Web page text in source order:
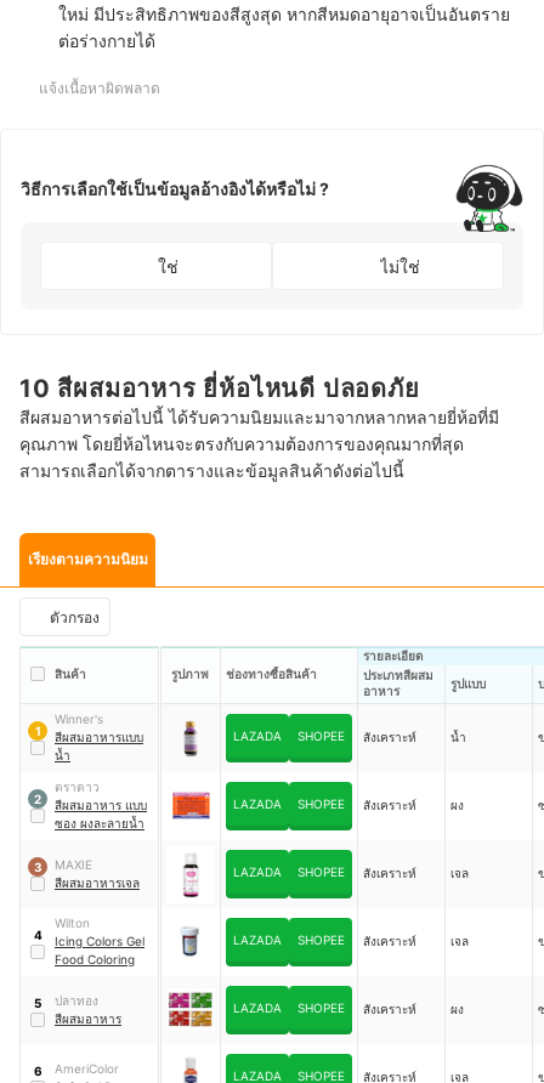
ใหม่ มีประสิทธิภาพของสีสูงสุด หากสีหมดอายุอาจเป็นอันตราย
ต่อร่างกายได้
แจ้งเนื้อหาผิดพลาด
วิธีการเลือกใช้เป็นข้อมูลอ้างอิงได้หรือไม่ ?
ใช่ ไม่ใช่
10 สีผสมอาหาร ยี่ห้อไหนดี ปลอดภัย
สีผสมอาหารต่อไปนี้ ได้รับความนิยมและมาจากหลากหลายยี่ห้อที่มี
คุณภาพ โดยยี่ห้อไหนจะตรงกับความต้องการของคุณมากที่สุด
สามารถเลือกได้จากตารางและข้อมูลสินค้าดังต่อไปนี้
เรียงตามความนิยม
ตัวกรอง
สินค้า รูปภาพ ช่องทางซื้อสินค้า
รายละเอียด
ประเภทสีผสม
อาหาร
รูปแบบ
1
Winner's
สีผสมอาหารแบบ
น้ำ
LAZADA SHOPEE สังเคราะห์ น้ำ
2
ตราดาว
สีผสมอาหาร แบบ
ซอง ผงละลายน้ำ
LAZADA SHOPEE สังเคราะห์ ผง
3
MAXIE
สีผสมอาหารเจล
LAZADA SHOPEE สังเคราะห์ เจล
4
Wilton
Icing Colors Gel
Food Coloring
LAZADA SHOPEE สังเคราะห์ เจล
5
ปลาทอง
สีผสมอาหาร
LAZADA SHOPEE สังเคราะห์ ผง
6
AmeriColor
LAZADA SHOPEE สังเคราะห์ เจล